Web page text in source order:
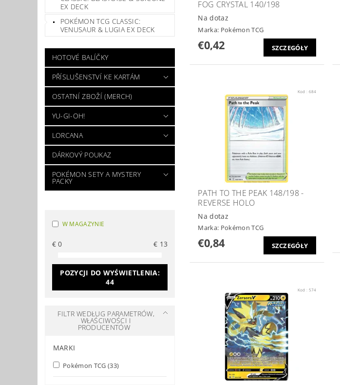
EX DECK
POKÉMON TCG CLASSIC:
VENUSAUR & LUGIA EX DECK
HOTOVÉ BALÍČKY
PŘÍSLUŠENSTVÍ KE KARTÁM
OSTATNÍ ZBOŽÍ (MERCH)
YU-GI-OH!
LORCANA
DÁRKOVÝ POUKAZ
POKÉMON SETY A MYSTERY
PACKY
W MAGAZYNIE
€0 € 13
POZYCJI DO WYŚWIETLENIA:
44
FILTR WEDŁUG PARAMETRÓW,
WŁAŚCIWOŚCI I
PRODUCENTÓW
MARKI
Pokémon TCG (33)
FOG CRYSTAL 140/198
Na dotaz
Marka: Pokémon TCG
€0,42 SZCZEGÓŁY
Kod : 684
PATH TO THE PEAK 148/198 -
REVERSE HOLO
Na dotaz
Marka: Pokémon TCG
€0,84 SZCZEGÓŁY
Kod : 574